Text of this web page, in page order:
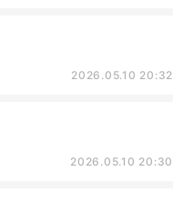
2026.05.10 20:32
2026.05.10 20:30